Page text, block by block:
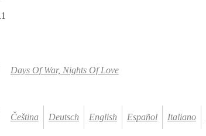
Days Of War, Nights Of Love
Čeština Deutsch English Español Italiano